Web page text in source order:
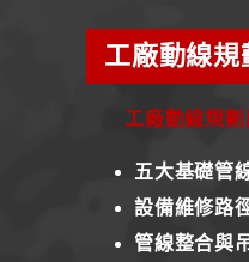
工廠動線
工廠動線規劃
五大基礎管
設備維修路
管線整合與